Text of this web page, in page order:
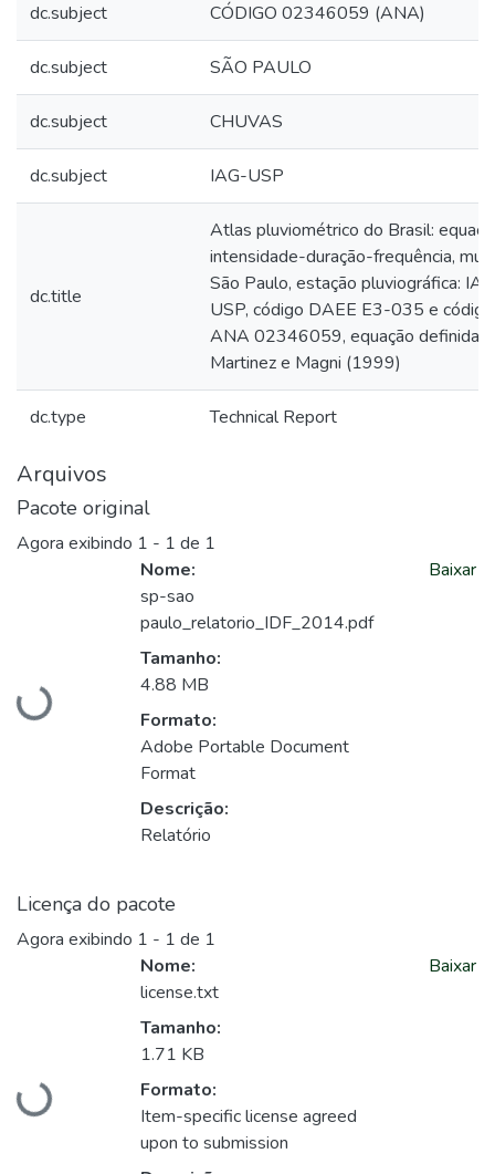
dc.subject CÓDIGO 02346059 (ANA)
dc.subject SÃO PAULO
dc.subject CHUVAS
dc.subject IAG-USP
dc.title
Atlas pluviométrico do Brasil:
intensidade-duração-frequência,
São Paulo, estação pluviográfica:
USP, código DAEE E3-035 e código
ANA 02346059, equação definida
Martinez e Magni (1999)
dc.type Technical Report
Arquivos
Pacote original
Agora exibindo 1 - 1 de 1
Carregando...
Nome:
sp-sao
paulo_relatorio_IDF_2014.pdf
Tamanho:
4.88 MB
Formato:
Adobe Portable Document
Format
Descrição:
Relatório
Baixar
Licença do pacote
Agora exibindo 1 - 1 de 1
Carregando...
Nome:
license.txt
Tamanho:
1.71 KB
Formato:
Item-specific license agreed
upon to submission
Baixar